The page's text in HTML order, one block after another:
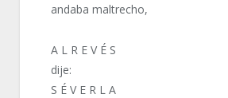
andaba maltrecho,
A L R E V É S
dije:
S É V E R L A